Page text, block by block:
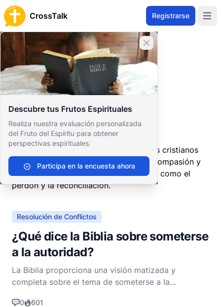
CrossTalk Registrarse
Cerrar banner
Descubre tus Frutos Espirituales
Realiza nuestra evaluación personalizada
del Fruto del Espíritu para obtener
perspectivas espirituales.
Participa en la encuesta ahora
Inicio
Archivo de Preguntas
Vida Cristiana
Desarrollo Profesional y Personal
Resolución de Conflictos
Resolución de
Conflictos
La resolución de conflictos en entornos cristianos
implica abordar los desacuerdos con compasión y
justicia, guiados por principios bíblicos como el
perdón y la reconciliación.
Resolución de Conflictos
¿Qué dice la Biblia sobre someterse
a la autoridad?
La Biblia proporciona una visión matizada y
completa sobre el tema de someterse a la
0 601